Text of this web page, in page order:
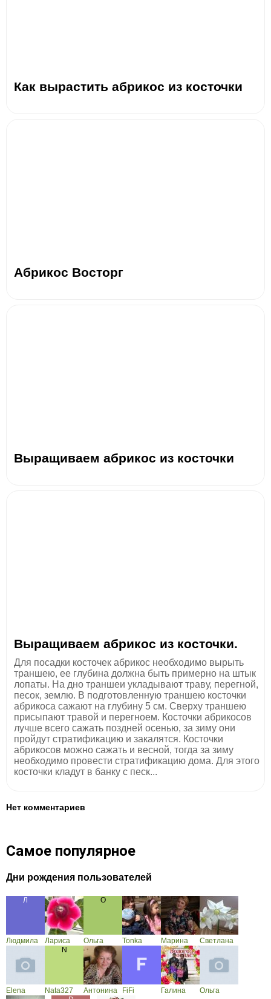
Как вырастить абрикос из косточки
Абрикос Восторг
Выращиваем абрикос из косточки
Выращиваем абрикос из косточки.
Для посадки косточек абрикос необходимо вырыть
траншею, ее глубина должна быть примерно на штык
лопаты. На дно траншеи укладывают траву, перегной,
песок, землю. В подготовленную траншею косточки
абрикоса сажают на глубину 5 см. Сверху траншею
присыпают травой и перегноем. Косточки абрикосов
лучше всего сажать поздней осенью, за зиму они
пройдут стратификацию и закалятся. Косточки
абрикосов можно сажать и весной, тогда за зиму
необходимо провести стратификацию дома. Для этого
косточки кладут в банку с песк...
Нет комментариев
Самое популярное
Дни рождения пользователей
Людмила Лариса Ольга Tonka Марина Светлана
Elena Nata327 Антонина FiFi Галина Ольга